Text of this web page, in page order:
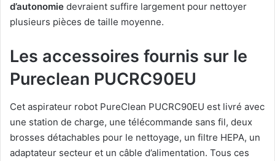
d’autonomie devraient suffire largement pour nettoyer
plusieurs pièces de taille moyenne.
Les accessoires fournis sur le
Pureclean PUCRC90EU
Cet aspirateur robot PureClean PUCRC90EU est livré avec
une station de charge, une télécommande sans fil, deux
brosses détachables pour le nettoyage, un filtre HEPA, un
adaptateur secteur et un câble d’alimentation. Tous ces